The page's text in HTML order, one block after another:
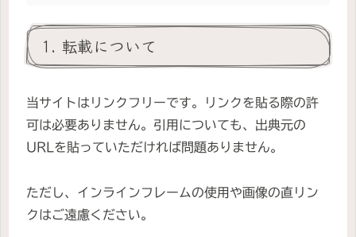
1. 転載について
当サイトはリンクフリーです。リンクを貼る際の許
可は必要ありません。引用についても、出典元の
URLを貼っていただければ問題ありません。
ただし、インラインフレームの使用や画像の直リン
クはご遠慮ください。